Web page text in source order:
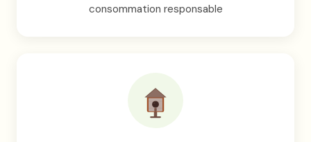
consommation responsable